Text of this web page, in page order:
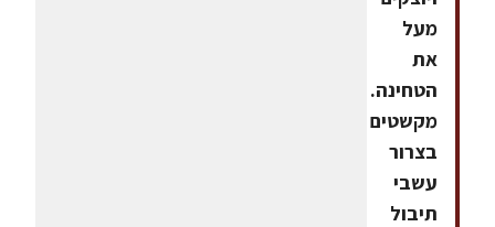
מעל
את
הטחינה.
מקשטים
בצרור
עשבי
תיבול